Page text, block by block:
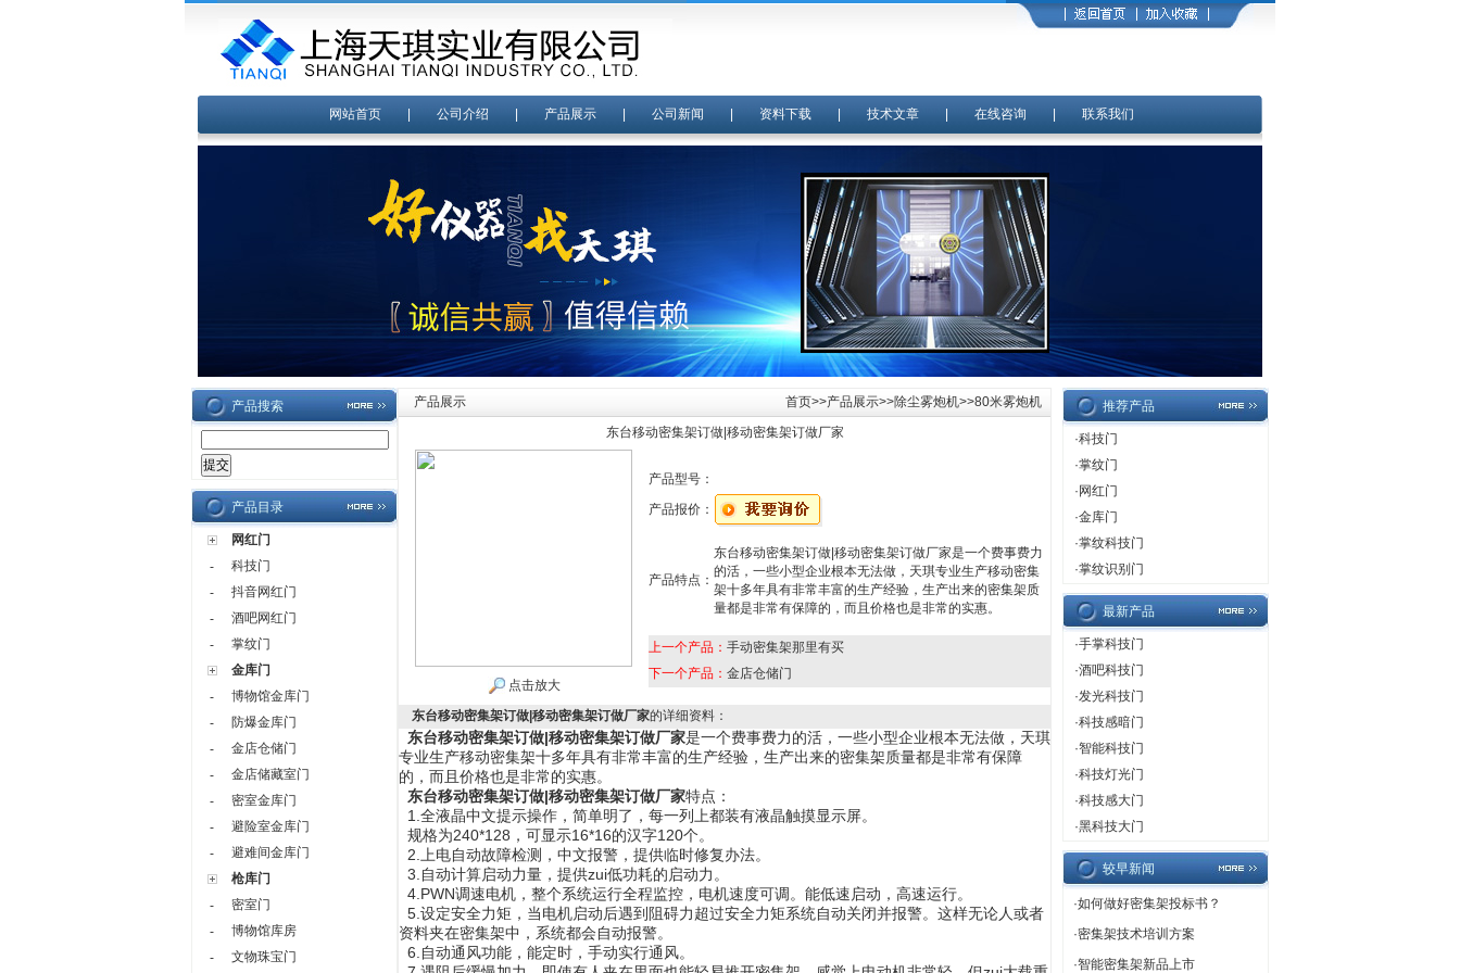
网站首页| 公司介绍 产品展示| 公司新闻 资料下载| 技术文章| 在线咨询 联系我们
产品搜索
产品目录
网红门
-
科技门
-
抖音网红门
-
酒吧网红门
-
掌纹门
金库门
-
博物馆金库门
-
防爆金库门
-
金店仓储门
-
金店储藏室门
-
密室金库门
-
避险室金库门
-
避难间金库门
枪库门
-
密室门
-
博物馆库房
-
文物珠宝门
产品展示 首页>>产品展示>>除尘雾炮机>>80米雾炮机
东台移动密集架订做|移动密集架订做厂家
点击放大
产品型号：
产品报价：
产品特点：
东台移动密集架订做|移动密集架订做厂家是一个费事费力
的活，一些小型企业根本无法做，天琪专业生产移动密集
架十多年具有非常丰富的生产经验，生产出来的密集架质
量都是非常有保障的，而且价格也是非常的实惠。
上一个产品： 手动密集架那里有买
下一个产品： 金店仓储门
东台移动密集架订做|移动密集架订做厂家的详细资料：
东台移动密集架订做|移动密集架订做厂家是一个费事费力的活，一些小型企业根本无法做，天琪
专业生产移动密集架十多年具有非常丰富的生产经验，生产出来的密集架质量都是非常有保障
的，而且价格也是非常的实惠。
东台移动密集架订做|移动密集架订做厂家特点：
1.全液晶中文提示操作，简单明了，每一列上都装有液晶触摸显示屏。
规格为240*128，可显示16*16的汉字120个。
2.上电自动故障检测，中文报警，提供临时修复办法。
3.自动计算启动力量，提供zui低功耗的启动力。
4.PWN调速电机，整个系统运行全程监控，电机速度可调。能低速启动，高速运行。
5.设定安全力矩，当电机启动后遇到阻碍力超过安全力矩系统自动关闭并报警。这样无论人或者
资料夹在密集架中，系统都会自动报警。
6.自动通风功能，能定时，手动实行通风。
推荐产品
·科技门
·掌纹门
· 网红门
·金库门
·掌纹科技门
·掌纹识别门
最新产品
·手掌科技门
·酒吧科技门
·发光科技门
·科技感暗门
·智能科技门
·科技灯光门
·科技感大门
·黑科技大门
较早新闻
·如何做好密集架投标书？
·密集架技术培训方案
·智能密集架新品上市